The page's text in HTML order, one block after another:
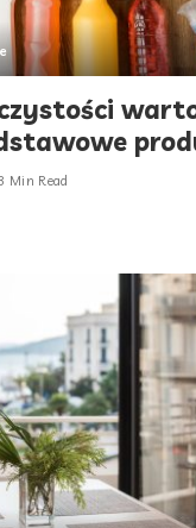
Min Read